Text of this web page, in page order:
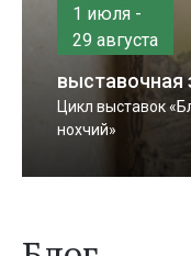
1 июля -
29 августа
выставочная
Цикл выставок
нохчий»